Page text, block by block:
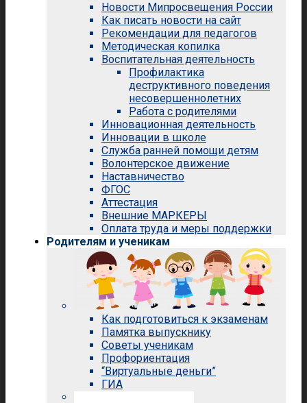
Новости Мипросвещения России
Как писать новости на сайт
Рекомендации для педагогов
Методическая копилка
Воспитательная деятельность
Профилактика
деструктивного поведения
несовершеннолетних
Работа с родителями
Инновационная деятельность
Инновации в школе
Служба ранней помощи детям
Волонтерское движение
Наставничество
ФГОС
Аттестация
Внешние МАРКЕРЫ
Оплата труда и меры поддержки
Родителям и ученикам
Как подготовиться к экзаменам
Памятка выпускнику
Советы ученикам
Профориентация
“Виртуальные деньги”
ГИА